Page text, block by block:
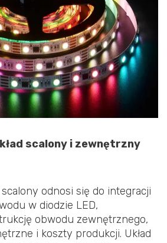
scalony i zewnętrzny
scalony odnosi się do integracji
w diodzie LED,
obwodu zewnętrznego,
i koszty produkcji. Układ